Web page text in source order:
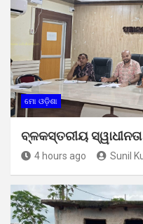
ମୋ ଓଡ଼ିଶା
ବ୍ଳକସ୍ତରୀୟ
4 hours ago Sunil